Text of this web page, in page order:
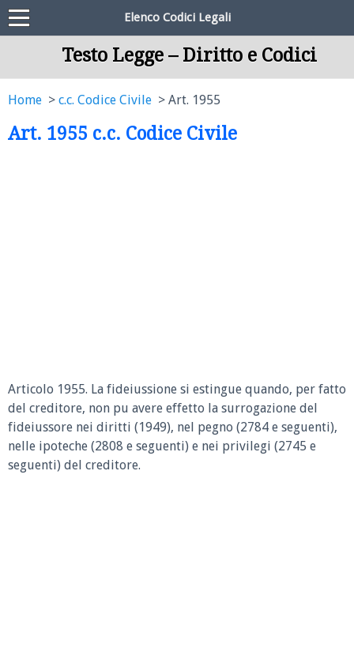
Elenco Codici Legali
Testo Legge – Diritto e Codici
Home c.c. Codice Civile Art. 1955
Art. 1955 c.c. Codice Civile
Articolo 1955. La fideiussione si estingue quando, per fatto
del creditore, non pu avere effetto la surrogazione del
fideiussore nei diritti (1949), nel pegno (2784 e seguenti),
nelle ipoteche (2808 e seguenti) e nei privilegi (2745 e
seguenti) del creditore.